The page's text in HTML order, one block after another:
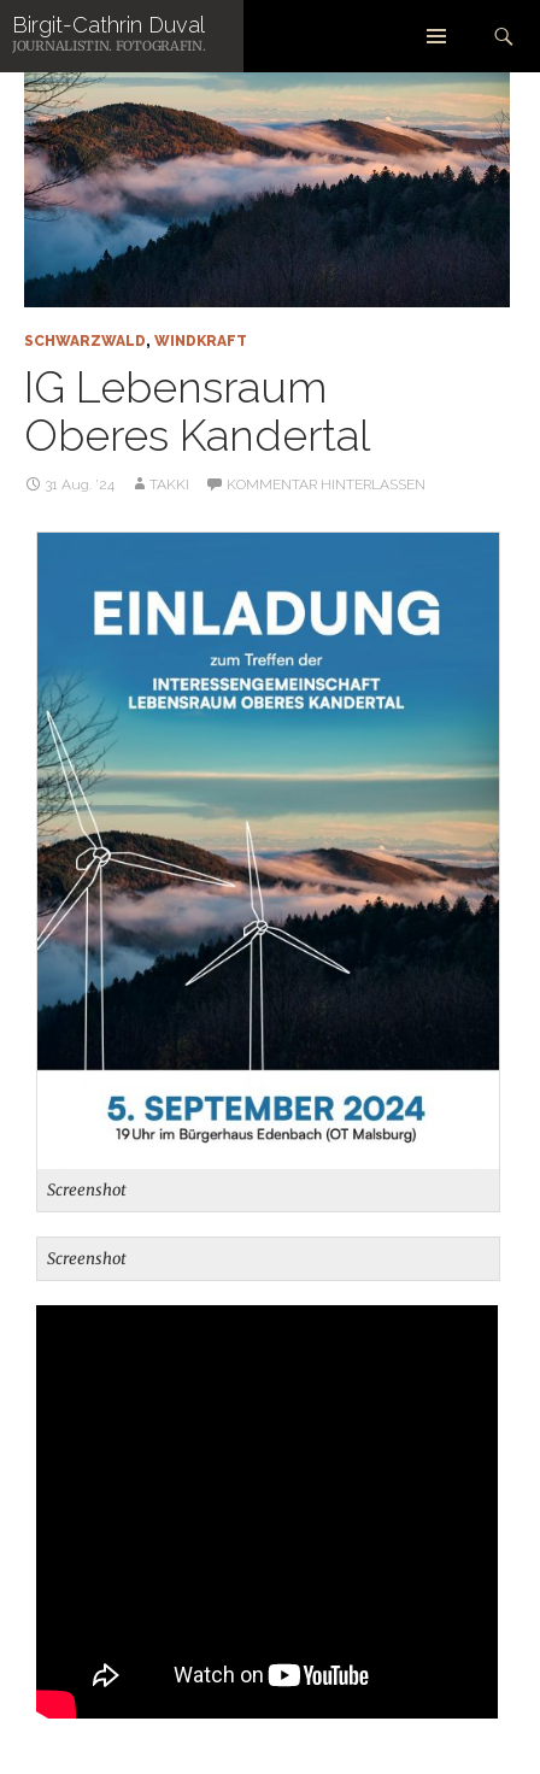
Zum
Inhalt
springen
Suchen
SCHWARZWALD, WINDKRAFT
IG Lebensraum
Oberes Kandertal
31 Aug. ’24 TAKKI KOMMENTAR HINTERLASSEN
Screenshot
Screenshot
Birgit-Cathrin Duval
JOURNALISTIN. FOTOGRAFIN.